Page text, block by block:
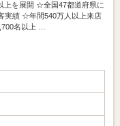
上を展開 ☆全国47都道府県に
実績 ☆年間540万人以上来店
名以上 …